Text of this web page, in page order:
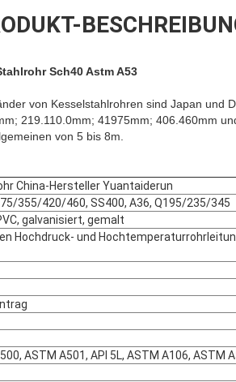
Sch40 Astm A53
von Kesselstahlrohren sind Japan und
219.110.0mm; 41975mm; 406.460mm
von 5 bis 8m.
China-Hersteller Yuantaiderun
355/420/460, SS400, A36, Q195/235/345
galvanisiert, gemalt
Hochdruck- und
ASTM A501, API 5L, ASTM A106, ASTM